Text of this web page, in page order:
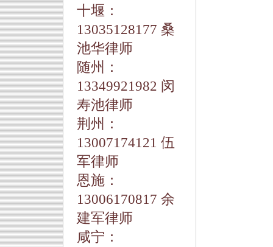
十堰：
13035128177 桑
池华律师
随州：
13349921982 闵
寿池律师
荆州：
13007174121 伍
军律师
恩施：
13006170817 余
建军律师
咸宁：